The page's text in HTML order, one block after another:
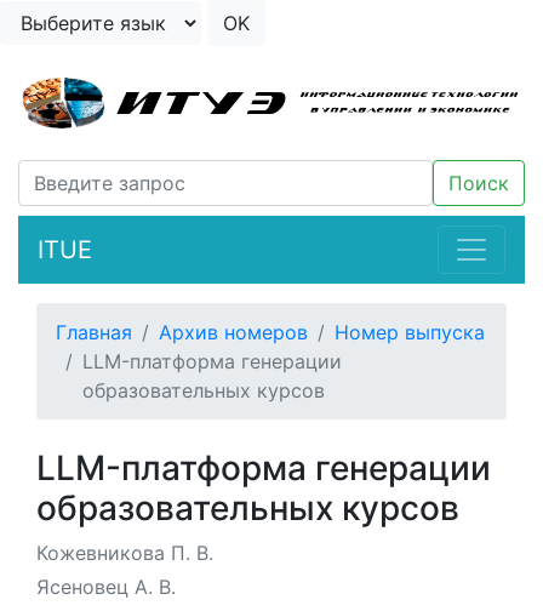
ITUE
Главная Архив номеров
Номер выпуска
LLM-платформа генерации
образовательных курсов
LLM-платформа генерации
образовательных курсов
Кожевникова П. В.
Ясеновец А. В.